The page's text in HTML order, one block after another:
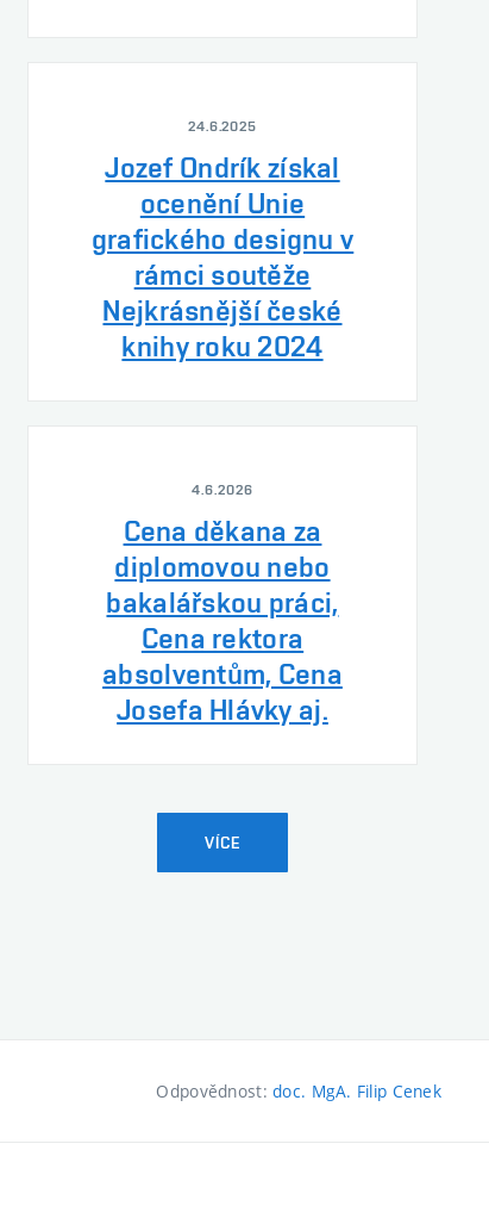
24.6.2025
Jozef Ondrík získal
ocenění Unie
grafického designu v
rámci soutěže
Nejkrásnější české
knihy roku 2024
4.6.2026
Cena děkana za
diplomovou nebo
bakalářskou práci,
Cena rektora
absolventům, Cena
Josefa Hlávky aj.
VÍCE
Odpovědnost:doc. MgA. Filip Cenek